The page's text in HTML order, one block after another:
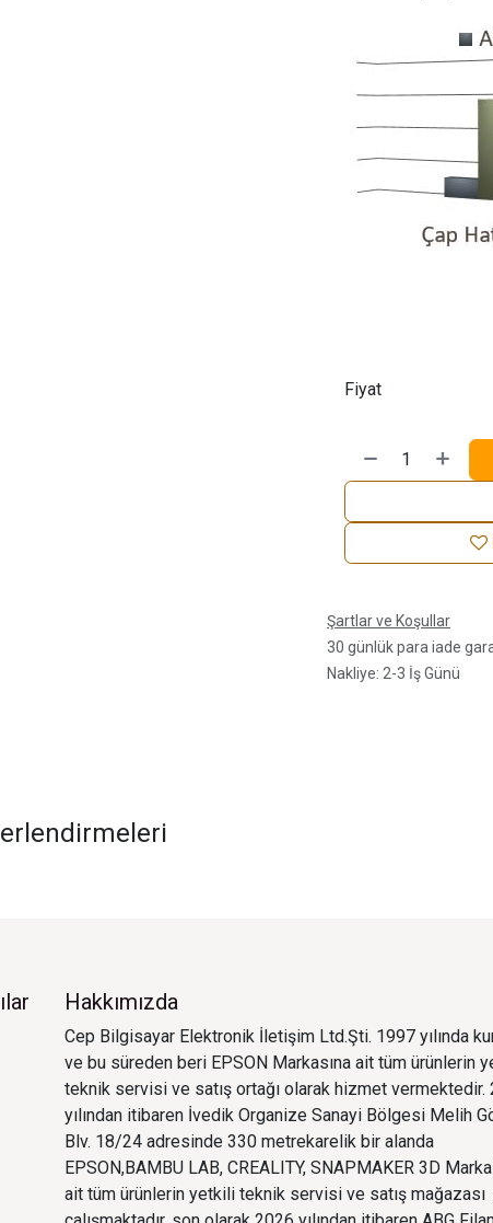
Fiyat
Şartlar ve Koşullar
30 günlük para iade
Nakliye: 2-3 İş Günü
Hakkımızda
Cep Bilgisayar Elektronik İletişim Ltd.Şti. 1997 yılında
ve bu süreden beri EPSON Markasına ait tüm ürünlerin
teknik servisi ve satış ortağı olarak hizmet vermektedir.
yılından itibaren İvedik Organize Sanayi Bölgesi Melih
Blv. 18/24 adresinde 330 metrekarelik bir alanda
EPSON,BAMBU LAB, CREALITY, SNAPMAKER 3D
ait tüm ürünlerin yetkili teknik servisi ve satış